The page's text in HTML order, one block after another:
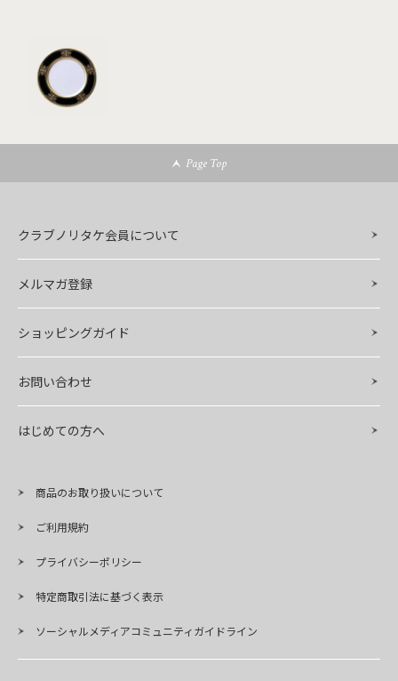
Page Top
クラブノリタケ会員について
メルマガ登録
ショッピングガイド
お問い合わせ
はじめての方へ
商品のお取り扱いについて
ご利用規約
プライバシーポリシー
特定商取引法に基づく表示
ソーシャルメディアコミュニティガイドライン